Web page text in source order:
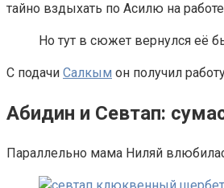
тайно вздыхать по Асилю на
Но тут в сюжет вернулся её
С подачи Салкым он получил
Абидин и Севтап:
Параллельно мама Ниляй